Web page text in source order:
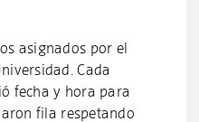
asignados por el
Cada
fecha y hora para
fila respetando